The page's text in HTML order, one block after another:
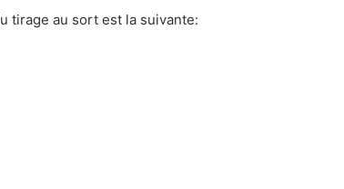
tirage au sort est la suivante: